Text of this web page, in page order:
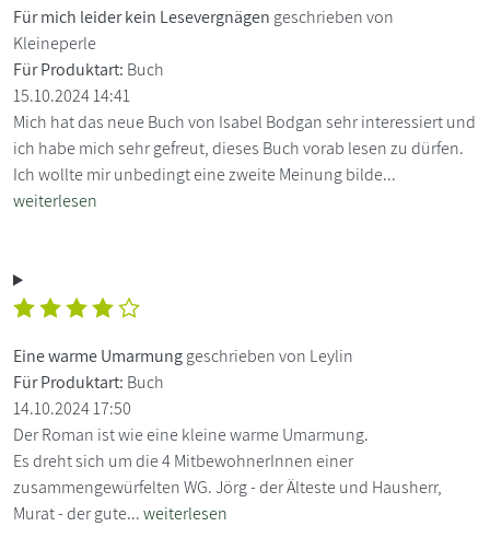
Für mich leider kein Lesevergnägen geschrieben von
Kleineperle
Für Produktart: Buch
15.10.2024 14:41
Mich hat das neue Buch von Isabel Bodgan sehr interessiert und
ich habe mich sehr gefreut, dieses Buch vorab lesen zu dürfen.
Ich wollte mir unbedingt eine zweite Meinung bilde...
weiterlesen
Eine warme Umarmunggeschrieben von Leylin
Für Produktart: Buch
14.10.2024 17:50
Der Roman ist wie eine kleine warme Umarmung.
Es dreht sich um die 4 MitbewohnerInnen einer
zusammengewürfelten WG. Jörg - der Älteste und Hausherr,
Murat - der gute...weiterlesen